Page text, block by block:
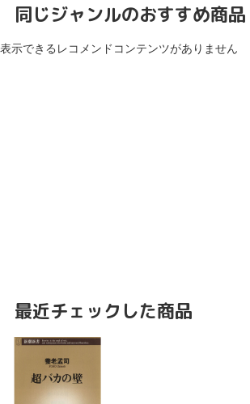
同じジャンルのおすすめ商品
表示できるレコメンドコンテンツがありません
最近チェックした商品